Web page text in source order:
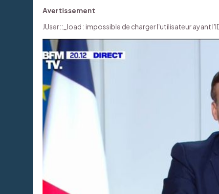
Avertissement
JUser::_load : impossible de charger l'utilisateur ayant